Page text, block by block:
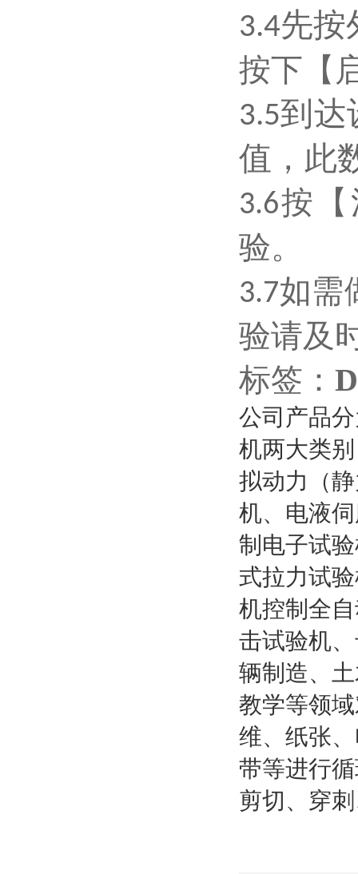
3.4先按
按下【
3.5到达
值，此
3.6按
验。
3.7如需
验请及
标签：
公司产品
机两大类
拟动力（
机、电液
制电子试
式拉力试
机控制全
击试验机
辆制造、
教学等领
维、纸张
带等进行
剪切、穿